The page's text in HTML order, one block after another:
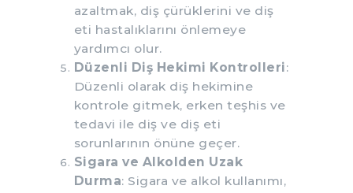
azaltmak, diş çürüklerini ve diş
eti hastalıklarını önlemeye
yardımcı olur.
Düzenli Diş Hekimi Kontrolleri:
Düzenli olarak diş hekimine
kontrole gitmek, erken teşhis ve
tedavi ile diş ve diş eti
sorunlarının önüne geçer.
Sigara ve Alkolden Uzak
Durma: Sigara ve alkol kullanımı,